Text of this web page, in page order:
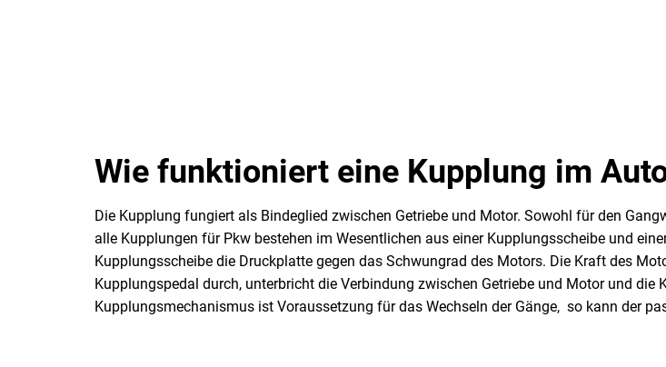
Wie funktioniert eine Kupplung im
Die Kupplung fungiert als Bindeglied zwischen Getriebe und Motor. Sowohl für den
alle Kupplungen für Pkw bestehen im Wesentlichen aus einer Kupplungsscheibe und
Kupplungsscheibe die Druckplatte gegen das Schwungrad des Motors. Die Kraft des
Kupplungspedal durch, unterbricht die Verbindung zwischen Getriebe und Motor und
Kupplungsmechanismus ist Voraussetzung für das Wechseln der Gänge, so kann der